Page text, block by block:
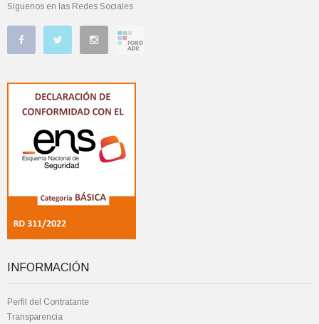
Síguenos en las Redes Sociales
INFORMACIÓN
Perfil del Contratante
Transparencia